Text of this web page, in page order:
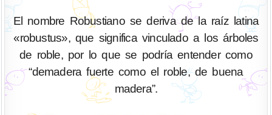
El nombre Robustiano se deriva de la raíz latina
«robustus», que significa vinculado a los árboles
de roble, por lo que se podría entender como
“demadera fuerte como el roble, de buena
madera”.